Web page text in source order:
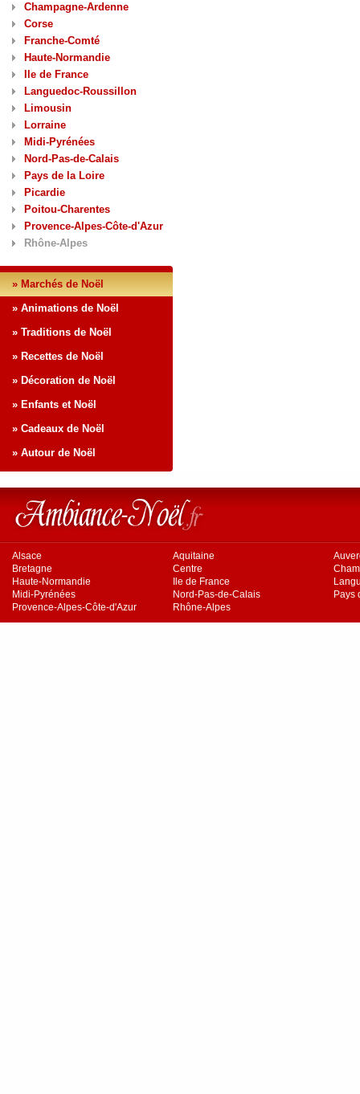
Champagne-Ardenne
Corse
Franche-Comté
Haute-Normandie
Ile de France
Languedoc-Roussillon
Limousin
Lorraine
Midi-Pyrénées
Nord-Pas-de-Calais
Pays de la Loire
Picardie
Poitou-Charentes
Provence-Alpes-Côte-d'Azur
Rhône-Alpes
» Marchés de Noël
» Animations de Noël
» Traditions de Noël
» Recettes de Noël
» Décoration de Noël
» Enfants et Noël
» Cadeaux de Noël
» Autour de Noël
Alsace Aquitaine
Bretagne
Centre
Haute-Normandie
Ile de France
Midi-Pyrénées
Nord-Pas-de-Calais
Pays
Provence-Alpes-Côte-d'Azur
Rhône-Alpes